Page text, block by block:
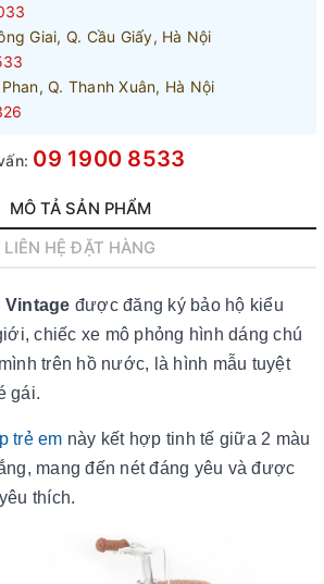
Giai, Q. Cầu Giấy, Hà Nội
Q. Thanh Xuân, Hà Nội
09 1900 8533
MÔ TẢ SẢN PHẨM
LIÊN HỆ ĐẶT HÀNG
Vintage được đăng ký bảo hộ kiểu
chiếc xe mô phỏng hình dáng chú
trên hồ nước, là hình mẫu tuyệt
gái.
trẻ em này kết hợp tinh tế giữa 2 màu
mang đến nét đáng yêu và được
thích.